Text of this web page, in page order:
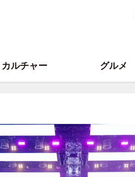
カルチャー グルメ